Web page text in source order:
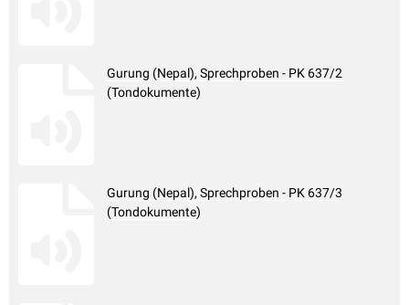
Gurung (Nepal), Sprechproben - PK 637/2
(Tondokumente)
Gurung (Nepal), Sprechproben - PK 637/3
(Tondokumente)